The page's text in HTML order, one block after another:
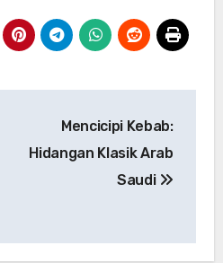
Mencicipi Kebab:
Hidangan Klasik Arab
Saudi